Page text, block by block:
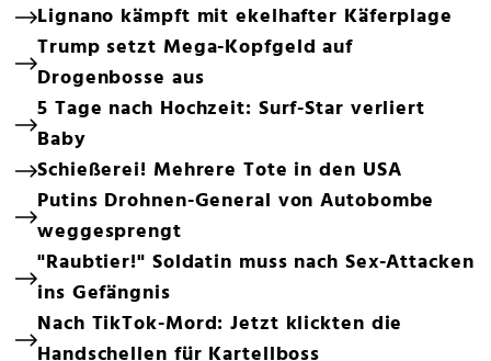
Lignano kämpft mit ekelhafter Käferplage
Trump setzt Mega-Kopfgeld auf
Drogenbosse aus
5 Tage nach Hochzeit: Surf-Star verliert
Baby
Schießerei! Mehrere Tote in den USA
Putins Drohnen-General von Autobombe
weggesprengt
"Raubtier!" Soldatin muss nach Sex-Attacken
ins Gefängnis
Nach TikTok-Mord: Jetzt klickten die